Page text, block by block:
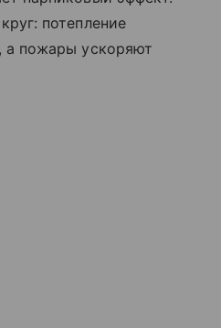
потепление
а пожары ускоряют